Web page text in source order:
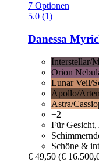
7 Optionen
5.0 (1)
Danessa
Interstellar/
Orion
Lunar Veil/
Apollo/
Astra/
+2
Für
Schöne &
€ 49,50 (€